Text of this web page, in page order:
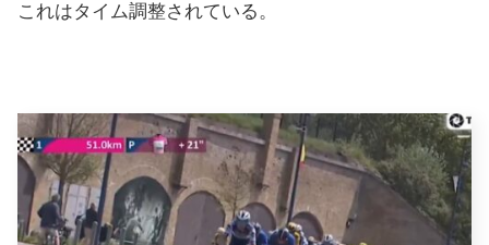
これはタイム調整されている。